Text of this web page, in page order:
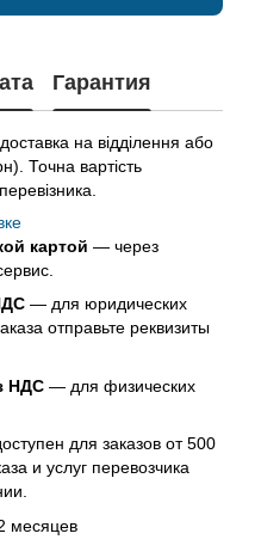
Гарантия
на відділення або
Точна вартість
картой — через
— для юридических
отправьте реквизиты
НДС — для физических
для заказов от 500
и услуг перевозчика
месяцев